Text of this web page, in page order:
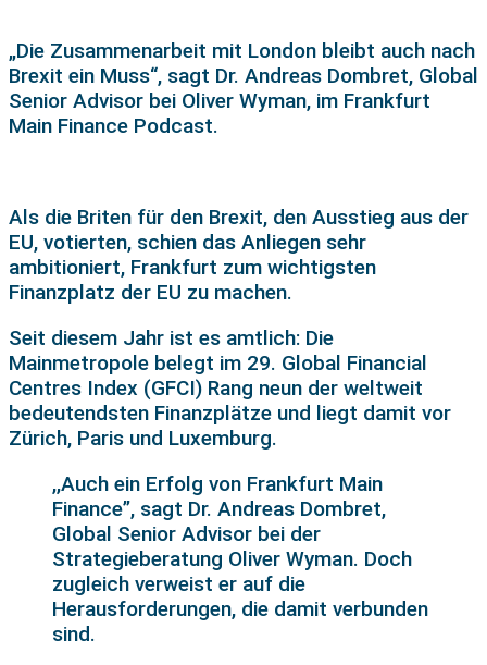
„Die Zusammenarbeit mit London bleibt auch nach
Brexit ein Muss“, sagt Dr. Andreas Dombret, Global
Senior Advisor bei Oliver Wyman, im Frankfurt
Main Finance Podcast.
Als die Briten für den Brexit, den Ausstieg aus der
EU, votierten, schien das Anliegen sehr
ambitioniert, Frankfurt zum wichtigsten
Finanzplatz der EU zu machen.
Seit diesem Jahr ist es amtlich: Die
Mainmetropole belegt im 29. Global Financial
Centres Index (GFCI) Rang neun der weltweit
bedeutendsten Finanzplätze und liegt damit vor
Zürich, Paris und Luxemburg.
,,Auch ein Erfolg von Frankfurt Main
Finance”, sagt Dr. Andreas Dombret,
Global Senior Advisor bei der
Strategieberatung Oliver Wyman. Doch
zugleich verweist er auf die
Herausforderungen, die damit verbunden
sind.